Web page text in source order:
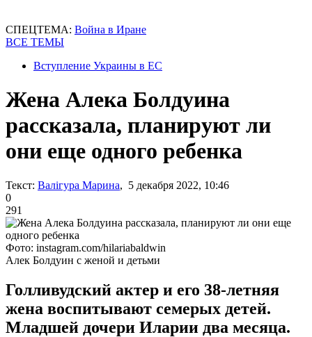
СПЕЦТЕМА: Война в Иране
ВСЕ ТЕМЫ
Вступление Украины в ЕС
Жена Алека Болдуина
рассказала, планируют ли
они еще одного ребенка
Текст: Валігура Марина, 5 декабря 2022, 10:46
0
291
Фото: instagram.com/hilariabaldwin
Алек Болдуин с женой и детьми
Голливудский актер и его 38-летняя
жена воспитывают семерых детей.
Младшей дочери Иларии два месяца.